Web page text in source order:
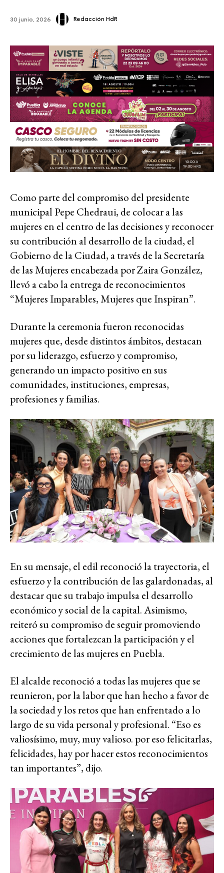
30 junio, 2026 Redacción HdR
Como parte del compromiso del presidente
municipal Pepe Chedraui, de colocar a las
mujeres en el centro de las decisiones y reconocer
su contribución al desarrollo de la ciudad, el
Gobierno de la Ciudad, a través de la Secretaría
de las Mujeres encabezada por Zaira González,
llevó a cabo la entrega de reconocimientos
“Mujeres Imparables, Mujeres que Inspiran”.
Durante la ceremonia fueron reconocidas
mujeres que, desde distintos ámbitos, destacan
por su liderazgo, esfuerzo y compromiso,
generando un impacto positivo en sus
comunidades, instituciones, empresas,
profesiones y familias.
En su mensaje, el edil reconoció la trayectoria, el
esfuerzo y la contribución de las galardonadas, al
destacar que su trabajo impulsa el desarrollo
económico y social de la capital. Asimismo,
reiteró su compromiso de seguir promoviendo
acciones que fortalezcan la participación y el
crecimiento de las mujeres en Puebla.
El alcalde reconoció a todas las mujeres que se
reunieron, por la labor que han hecho a favor de
la sociedad y los retos que han enfrentado a lo
largo de su vida personal y profesional. “Eso es
valiosísimo, muy, muy valioso. por eso felicitarlas,
felicidades, hay por hacer estos reconocimientos
tan importantes”, dijo.